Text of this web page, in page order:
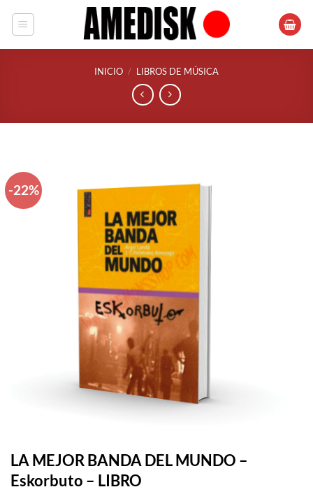
INICIO / LIBROS DE MÚSICA
-22%
LA MEJOR BANDA DEL MUNDO –
Eskorbuto – LIBRO